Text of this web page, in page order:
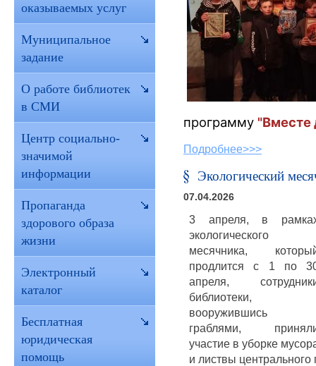
программу "Вместе
Подробнее>>>
Экологический
07.04.2026
3 апреля, в
экологического
месячника,
продлится с 1 по
апреля,
библиотеки,
вооружившись
граблями,
участие в уборке
и листвы центрального
оказываемых услуг
Муниципальное
задание
О работе библиотек
в СМИ
Центр социально-
значимой
информации
Пропаганда
здорового образа
жизни
Электронный
каталог
Бесплатная
юридическая
помощь